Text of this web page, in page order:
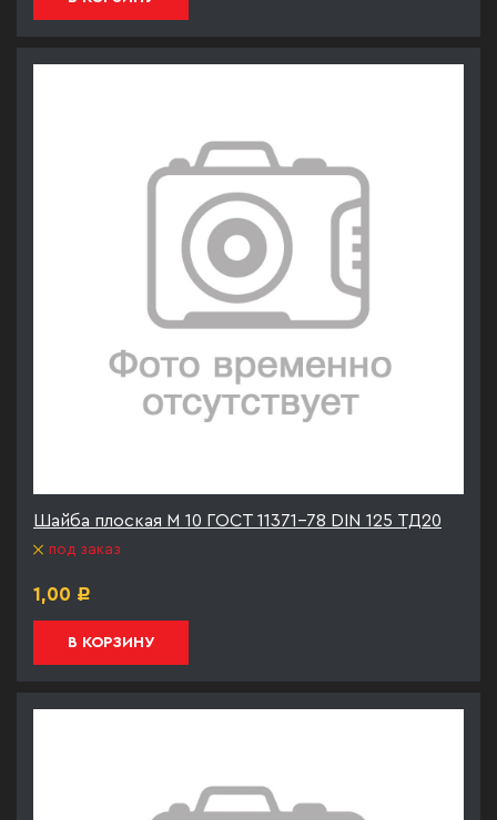
Шайба плоская М 10 ГОСТ 11371-78 DIN 125 ТД20
под заказ
1,00 Р
В КОРЗИНУ